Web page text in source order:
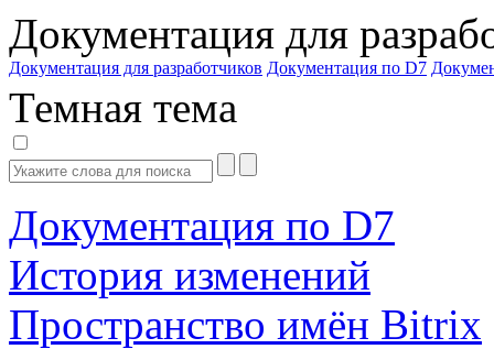
Документация для
Документация для разработчиков Документация по D7
Темная тема
Документация по D7
История изменений
Пространство имён Bitrix